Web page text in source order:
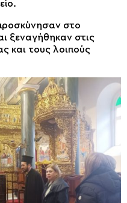
στο
ξεναγήθηκαν στις
και τους λοιπούς